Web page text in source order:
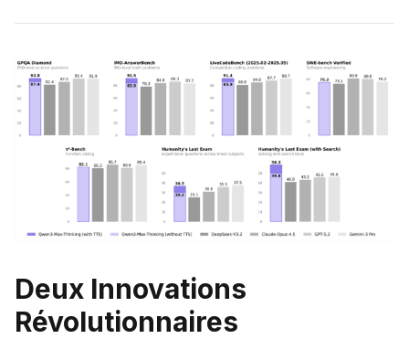
Deux Innovations
Révolutionnaires